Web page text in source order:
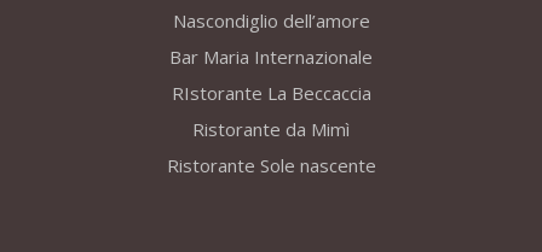
Nascondiglio dell’amore
Bar Maria Internazionale
RIstorante La Beccaccia
Ristorante da Mimì
Ristorante Sole nascente